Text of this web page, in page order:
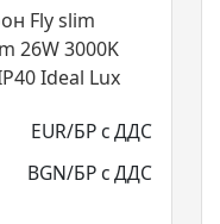
Fly slim
26W 3000K
Ideal Lux
EUR/БР с ДДС
BGN/БР с ДДС